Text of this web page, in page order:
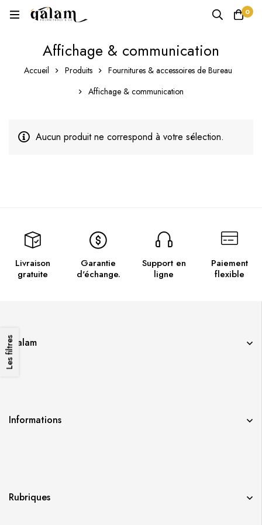
0
Affichage & communication
Accueil Produits
Fournitures & accessoires de Bureau
Affichage & communication
Les filtres
Aucun produit ne correspond à votre sélection.
Livraison
gratuite
Garantie
d'échange.
Support en
ligne
Paiement
flexible
Qalam
Informations
Rubriques